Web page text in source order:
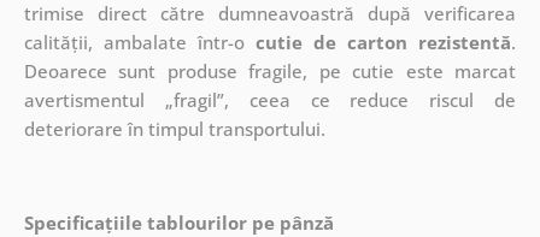
trimise direct către dumneavoastră după verificarea
calității, ambalate într-o cutie de carton rezistentă.
Deoarece sunt produse fragile, pe cutie este marcat
avertismentul „fragil”, ceea ce reduce riscul de
deteriorare în timpul transportului.
Specificațiile tablourilor pe pânză